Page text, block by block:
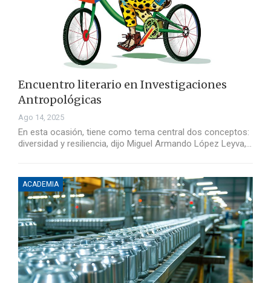
Encuentro literario en Investigaciones
Antropológicas
Ago 14, 2025
En esta ocasión, tiene como tema central dos conceptos:
diversidad y resiliencia, dijo Miguel Armando López Leyva,…
ACADEMIA